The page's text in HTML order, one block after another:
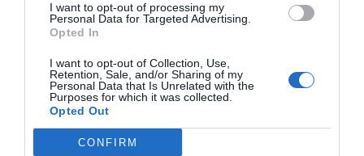
I want to opt-out of processing my
Personal Data for Targeted Advertising.
Opted In
I want to opt-out of Collection, Use,
Retention, Sale, and/or Sharing of my
Personal Data that Is Unrelated with the
Purposes for which it was collected.
Opted Out
CONFIRM